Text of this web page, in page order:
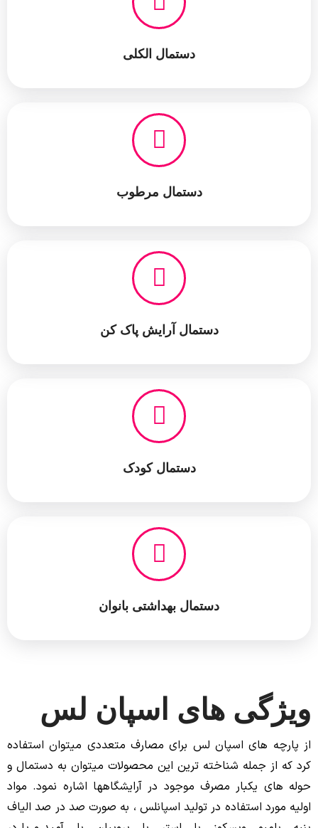
دستمال الکلی
دستمال مرطوب
دستمال آرایش پاک کن
دستمال کودک
دستمال بهداشتی بانوان
ویژگی های اسپان لس
از پارچه های اسپان لس برای مصارف متعددی میتوان استفاده
کرد که از جمله شناخته ترین این محصولات میتوان به دستمال و
حوله های یکبار مصرف موجود در آرایشگاهها اشاره نمود. مواد
اولیه مورد استفاده در تولید اسپانلس ، به صورت صد در صد الیاف